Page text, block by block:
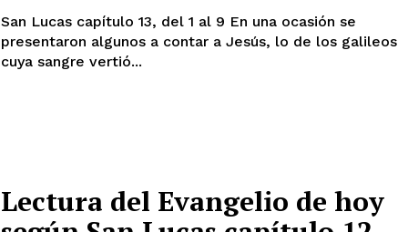
San Lucas capítulo 13, del 1 al 9 En una ocasión se
presentaron algunos a contar a Jesús, lo de los galileos
cuya sangre vertió...
Lectura del Evangelio de hoy